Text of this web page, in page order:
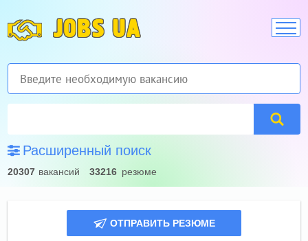
JOBS UA
Расширенный поиск
20307 вакансий 33216 резюме
ОТПРАВИТЬ РЕЗЮМЕ